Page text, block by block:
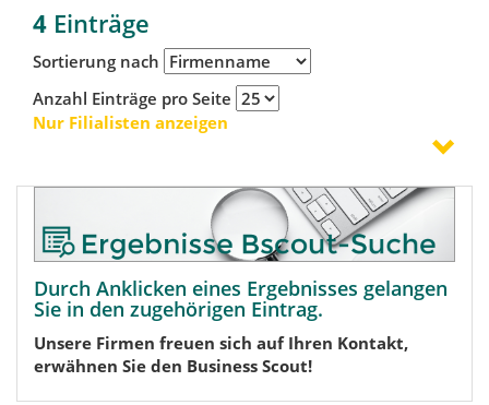
4 Einträge
Sortierung nach
Anzahl Einträge pro Seite
Nur Filialisten anzeigen
Durch Anklicken eines Ergebnisses gelangen
Sie in den zugehörigen Eintrag.
Unsere Firmen freuen sich auf Ihren Kontakt,
erwähnen Sie den Business Scout!